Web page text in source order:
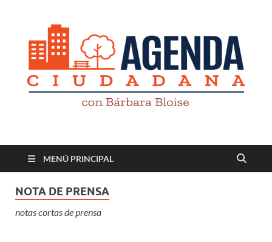
Revista digital
MENÚ PRINCIPAL
NOTA DE PRENSA
notas cortas de prensa